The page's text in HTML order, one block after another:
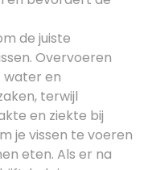
de juiste
Overvoeren
water en
terwijl
en ziekte bij
je vissen te voeren
eten. Als er na